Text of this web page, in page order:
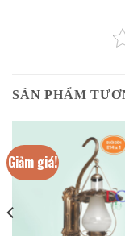
SẢN PHẨM
Giảm giá!